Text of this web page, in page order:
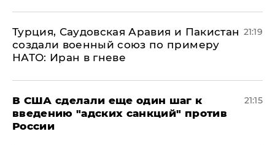
Турция, Саудовская Аравия и Пакистан
создали военный союз по примеру
НАТО: Иран в гневе
21:19
В США сделали еще один шаг к
введению "адских санкций" против
России
21:15